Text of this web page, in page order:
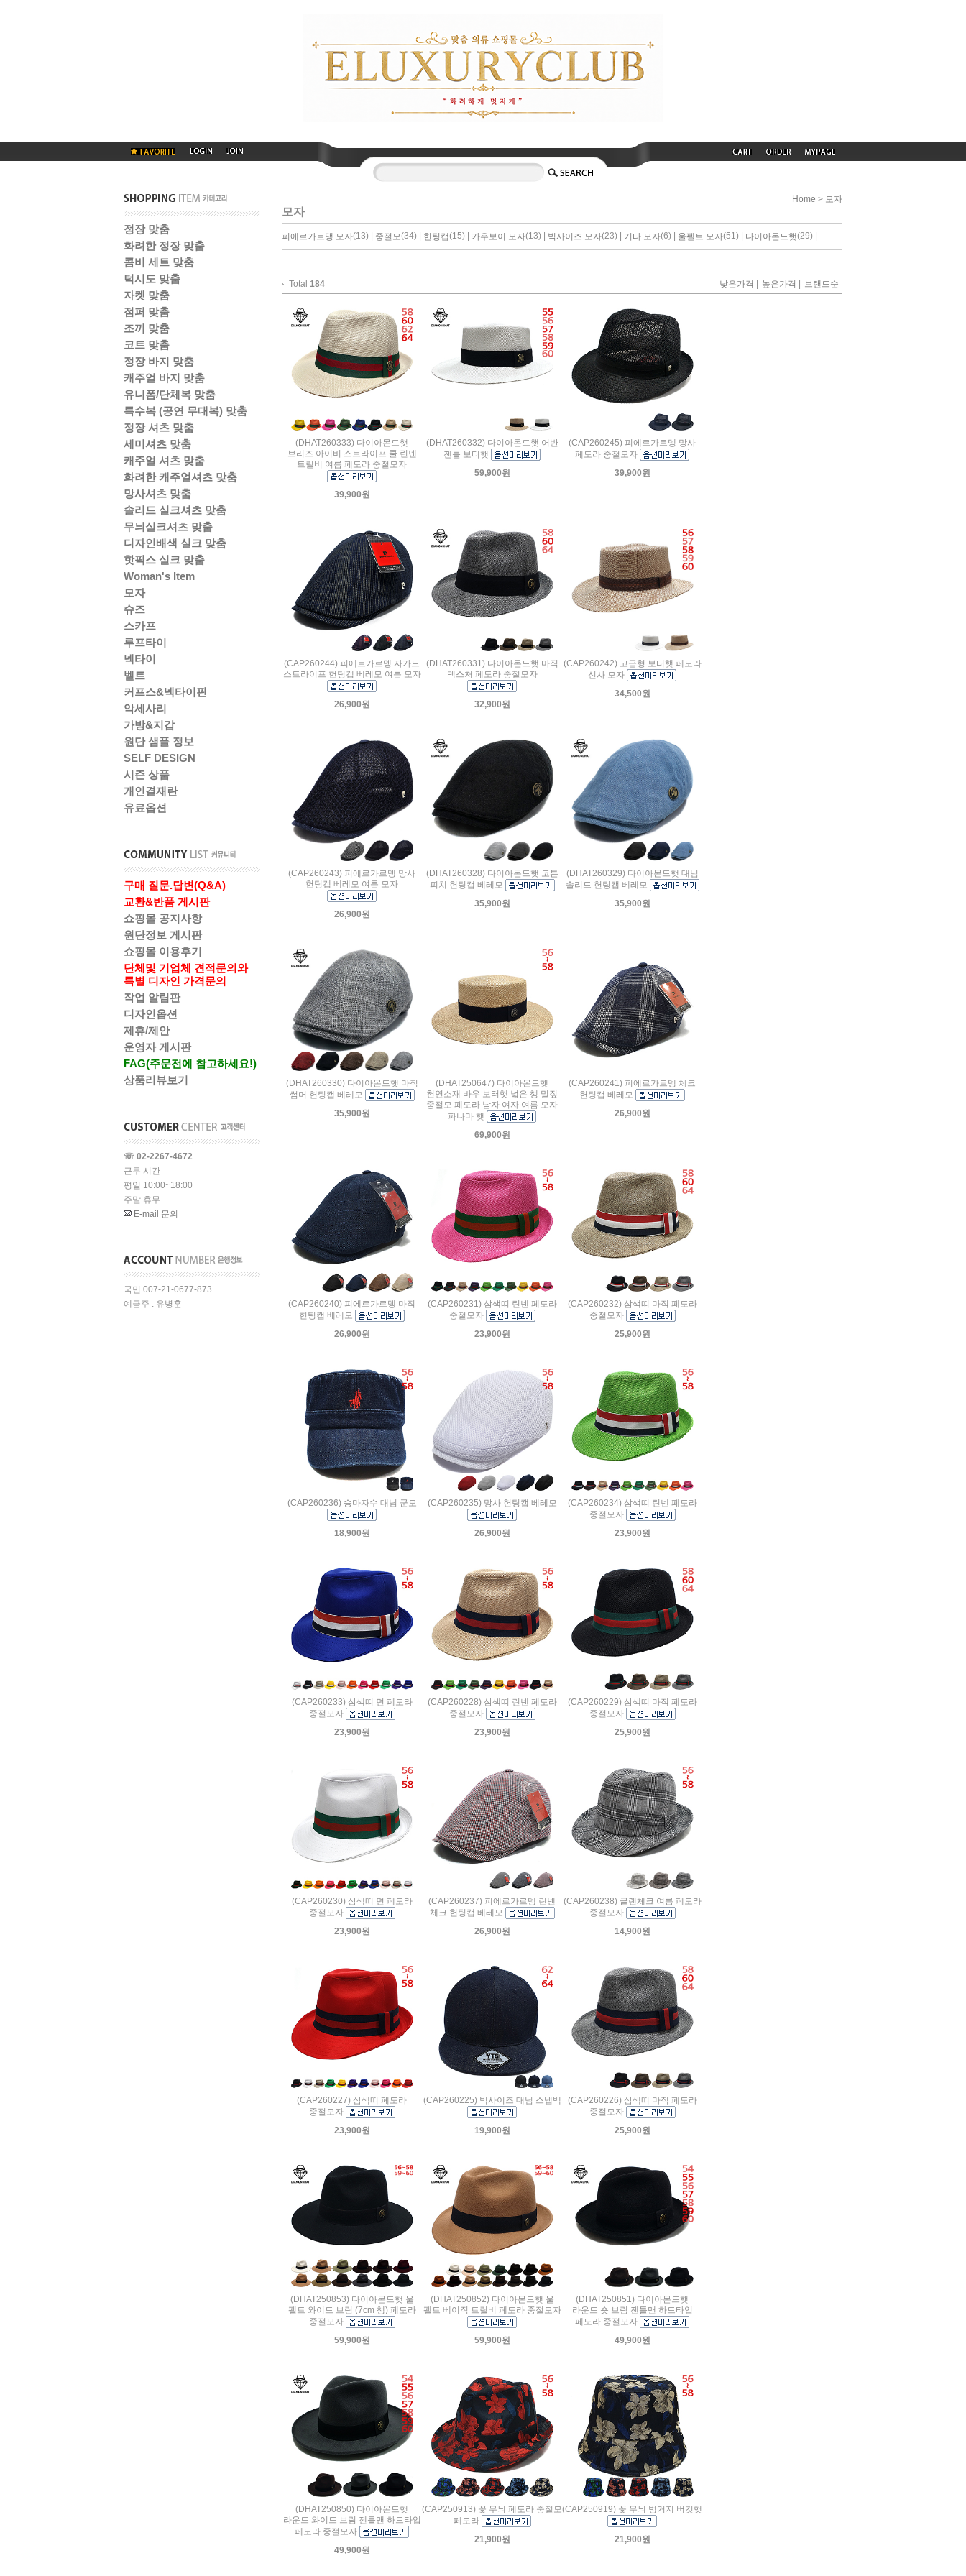
정장 맞춤
화려한 정장 맞춤
콤비 세트 맞춤
턱시도 맞춤
자켓 맞춤
점퍼 맞춤
조끼 맞춤
코트 맞춤
정장 바지 맞춤
캐주얼 바지 맞춤
유니폼/단체복 맞춤
특수복 (공연 무대복) 맞춤
정장 셔츠 맞춤
세미셔츠 맞춤
캐주얼 셔츠 맞춤
화려한 캐주얼셔츠 맞춤
망사셔츠 맞춤
솔리드 실크셔츠 맞춤
무늬실크셔츠 맞춤
디자인배색 실크 맞춤
핫픽스 실크 맞춤
Woman's Item
모자
슈즈
스카프
루프타이
넥타이
벨트
커프스&넥타이핀
악세사리
가방&지갑
원단 샘플 정보
SELF DESIGN
시즌 상품
개인결재란
유료옵션
구매 질문.답변(Q&A)
교환&반품 게시판
쇼핑몰 공지사항
원단정보 게시판
쇼핑몰 이용후기
단체및 기업체 견적문의와
특별 디자인 가격문의
작업 알림판
디자인옵션
제휴/제안
운영자 게시판
FAG(주문전에 참고하세요!)
상품리뷰보기
☏ 02-2267-4672
근무 시간
평일 10:00~18:00
주말 휴무
E-mail 문의
국민 007-21-0677-873
예금주 : 유병훈
Home > 모자
모자
피에르가르댕 모자(13) | 중절모(34) | 헌팅캡(15) | 카우보이 모자(13) | 빅사이즈 모자(23) | 기타 모자(6) | 울펠트 모자(51) | 다이아몬드햇(29) |
Total 184 낮은가격 | 높은가격 | 브랜드순
(DHAT260333) 다이아몬드햇
브리즈 아이비 스트라이프 쿨 린넨
트릴비 여름 페도라 중절모자
39,900원
(DHAT260332) 다이아몬드햇 어반
젠틀 보터햇
59,900원
(CAP260245) 피에르가르뎅 망사
페도라 중절모자
39,900원
(CAP260244) 피에르가르뎅 자가드
스트라이프 헌팅캡 베레모 여름 모자
26,900원
(DHAT260331) 다이아몬드햇 마직
텍스처 페도라 중절모자
32,900원
(CAP260242) 고급형 보터햇 페도라
신사 모자
34,500원
(CAP260243) 피에르가르뎅 망사
헌팅캡 베레모 여름 모자
26,900원
(DHAT260328) 다이아몬드햇 코튼
피치 헌팅캡 베레모
35,900원
(DHAT260329) 다이아몬드햇 대님
솔리드 헌팅캡 베레모
35,900원
(DHAT260330) 다이아몬드햇 마직
썸머 헌팅캡 베레모
35,900원
(DHAT250647) 다이아몬드햇
천연소재 바우 보터햇 넓은 챙 밀짚
중절모 페도라 남자 여자 여름 모자
파나마 햇
69,900원
(CAP260241) 피에르가르뎅 체크
헌팅캡 베레모
26,900원
(CAP260240) 피에르가르뎅 마직
헌팅캡 베레모
26,900원
(CAP260231) 삼색띠 린넨 페도라
중절모자
23,900원
(CAP260232) 삼색띠 마직 페도라
중절모자
25,900원
(CAP260236) 승마자수 대님 군모
18,900원
(CAP260235) 망사 헌팅캡 베레모
26,900원
(CAP260234) 삼색띠 린넨 페도라
중절모자
23,900원
(CAP260233) 삼색띠 면 페도라
중절모자
23,900원
(CAP260228) 삼색띠 린넨 페도라
중절모자
23,900원
(CAP260229) 삼색띠 마직 페도라
중절모자
25,900원
(CAP260230) 삼색띠 면 페도라
중절모자
23,900원
(CAP260237) 피에르가르뎅 린넨
체크 헌팅캡 베레모
26,900원
(CAP260238) 글렌체크 여름 페도라
중절모자
14,900원
(CAP260227) 삼색띠 페도라
중절모자
23,900원
(CAP260225) 빅사이즈 대님 스냅백
19,900원
(CAP260226) 삼색띠 마직 페도라
중절모자
25,900원
(DHAT250853) 다이아몬드햇 울
펠트 와이드 브림 (7cm 챙) 페도라
중절모자
59,900원
(DHAT250852) 다이아몬드햇 울
펠트 베이직 트릴비 페도라 중절모자
59,900원
(DHAT250851) 다이아몬드햇
라운드 숏 브림 젠틀맨 하드타입
페도라 중절모자
49,900원
(DHAT250850) 다이아몬드햇
라운드 와이드 브림 젠틀맨 하드타입
페도라 중절모자
49,900원
(CAP250913) 꽃 무늬 페도라 중절모
페도라
21,900원
(CAP250919) 꽃 무늬 벙거지 버킷햇
21,900원